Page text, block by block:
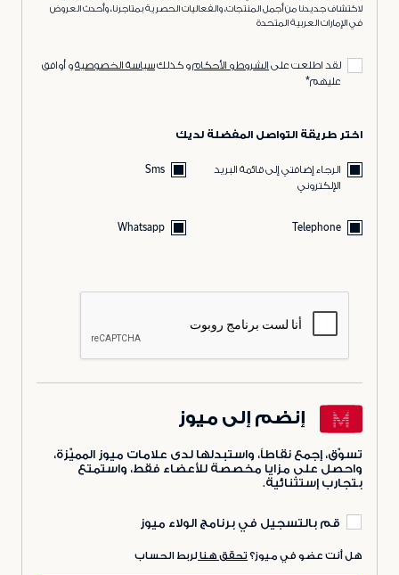
لاكتشاف جديدنا من أجمل المنتجات، والفعاليات الحصرية بمتاجرنا، وأحدث العروض
في الإمارات العربية المتحدة
لقد اطلعت على الشروط و الأحكامو كذلكسياسة الخصوصيةو أوافق
عليهم*
اختر طريقة التواصل المفضلة لديك
الرجاء إضافتي إلى قائمة البريد
الإلكتروني
Sms
Telephone
Whatsapp
إنضم إلى ميوز
تسوّق، إجمع نقاطاً، واستبدلها لدى علامات ميوز المميّزة،
واحصل على مزايا مخصصة للأعضاء فقط، واستمتع
بتجارب إستثنائية.
قم بالتسجيل في برنامج الولاء ميوز
هل أنت عضو في ميوز؟ تحقق هنا لربط الحساب